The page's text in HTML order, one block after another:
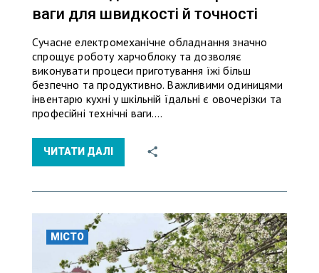
ваги для швидкості й точності
Сучасне електромеханічне обладнання значно
спрощує роботу харчоблоку та дозволяє
виконувати процеси приготування їжі більш
безпечно та продуктивно. Важливими одиницями
інвентарю кухні у шкільній їдальні є овочерізки та
професійні технічні ваги.…
ЧИТАТИ ДАЛІ
МІСТО